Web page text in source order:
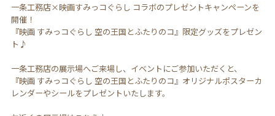
一条工務店×映画すみっコぐらし コラボのプレゼントキャンペーンを
開催！
『映画 すみっコぐらし 空の王国とふたりのコ』限定グッズをプレゼン
ト♪
一条工務店の展示場へご来場し、イベントにご参加いただくと、
『映画 すみっコぐらし 空の王国とふたりのコ』オリジナルポスターカ
レンダーやシールをプレゼントいたします。